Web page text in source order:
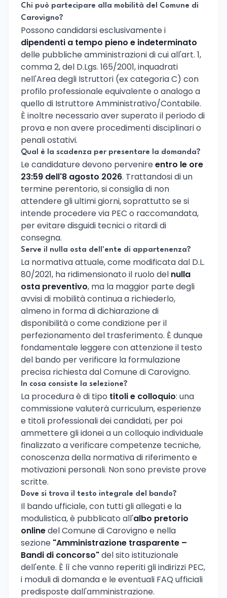
Chi può partecipare alla mobilità del Comune di
Carovigno?
Possono candidarsi esclusivamente i
dipendenti a tempo pieno e indeterminato
delle pubbliche amministrazioni di cui all'art. 1,
comma 2, del D.Lgs. 165/2001, inquadrati
nell'Area degli Istruttori (ex categoria C) con
profilo professionale equivalente o analogo a
quello di Istruttore Amministrativo/Contabile.
È inoltre necessario aver superato il periodo di
prova e non avere procedimenti disciplinari o
penali ostativi.
Qual è la scadenza per presentare la domanda?
Le candidature devono pervenireentro le ore
23:59 dell'8 agosto 2026. Trattandosi di un
termine perentorio, si consiglia di non
attendere gli ultimi giorni, soprattutto se si
intende procedere via PEC o raccomandata,
per evitare disguidi tecnici o ritardi di
consegna.
Serve il nulla osta dell'ente di appartenenza?
La normativa attuale, come modificata dal D.L.
80/2021, ha ridimensionato il ruolo del nulla
osta preventivo, ma la maggior parte degli
avvisi di mobilità continua a richiederlo,
almeno in forma di dichiarazione di
disponibilità o come condizione per il
perfezionamento del trasferimento. È dunque
fondamentale leggere con attenzione il testo
del bando per verificare la formulazione
precisa richiesta dal Comune di Carovigno.
In cosa consiste la selezione?
La procedura è di tipo titoli e colloquio: una
commissione valuterà curriculum, esperienze
e titoli professionali dei candidati, per poi
ammettere gli idonei a un colloquio individuale
finalizzato a verificare competenze tecniche,
conoscenza della normativa di riferimento e
motivazioni personali. Non sono previste prove
scritte.
Dove si trova il testo integrale del bando?
Il bando ufficiale, con tutti gli allegati e la
modulistica, è pubblicato all'albo pretorio
onlinedel Comune di Carovigno e nella
sezione "Amministrazione trasparente –
Bandi di concorso"del sito istituzionale
dell'ente. È lì che vanno reperiti gli indirizzi PEC,
i moduli di domanda e le eventuali FAQ ufficiali
predisposte dall'amministrazione.